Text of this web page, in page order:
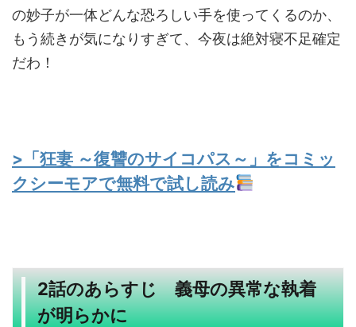
の妙子が一体どんな恐ろしい手を使ってくるのか、
もう続きが気になりすぎて、今夜は絶対寝不足確定
だわ！
>「狂妻 ～復讐のサイコパス～」をコミッ
クシーモアで無料で試し読み
2話のあらすじ 義母の異常な執着
が明らかに